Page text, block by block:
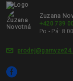
Zuzana
+420 739
Po - Pá: